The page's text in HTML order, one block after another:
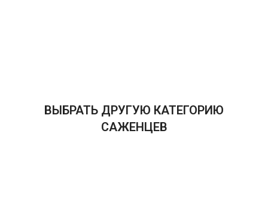
ВЫБРАТЬ ДРУГУЮ КАТЕГОРИЮ
САЖЕНЦЕВ